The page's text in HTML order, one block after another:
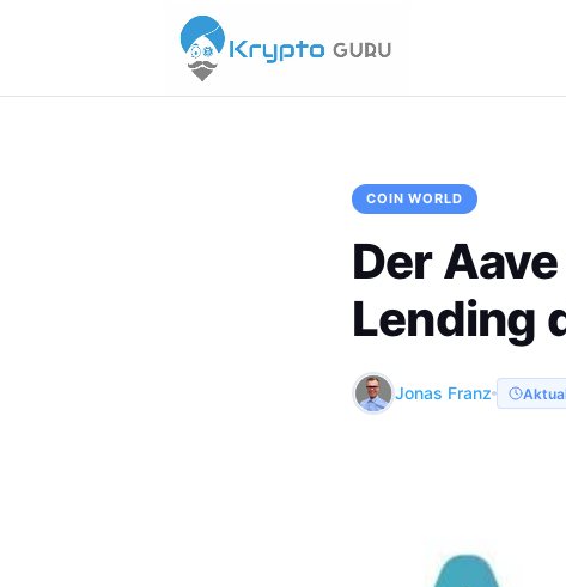
COIN WORLD
Der
Lending
Jonas Franz